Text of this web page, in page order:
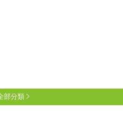
部分類 